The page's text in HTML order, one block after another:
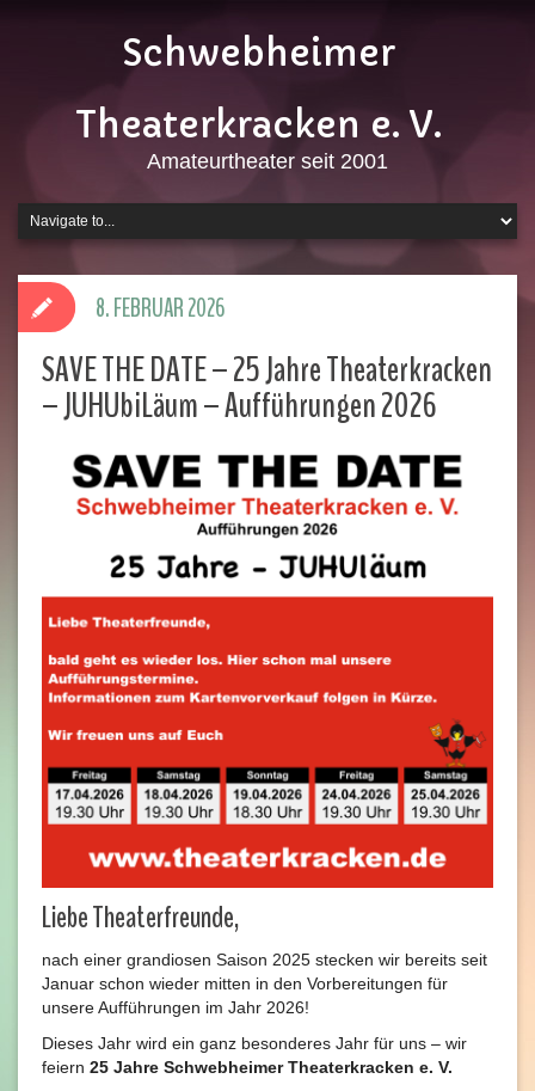
Schwebheimer
Theaterkracken e. V.
Amateurtheater seit 2001
SAVE THE DATE – 25 Jahre Theaterkracken
– JUHUbiLäum – Aufführungen 2026
Liebe Theaterfreunde,
nach einer grandiosen Saison 2025 stecken wir bereits seit
Januar schon wieder mitten in den Vorbereitungen für
unsere Aufführungen im Jahr 2026!
Dieses Jahr wird ein ganz besonderes Jahr für uns – wir
feiern 25 Jahre Schwebheimer Theaterkracken e. V.
8. FEBRUAR 2026